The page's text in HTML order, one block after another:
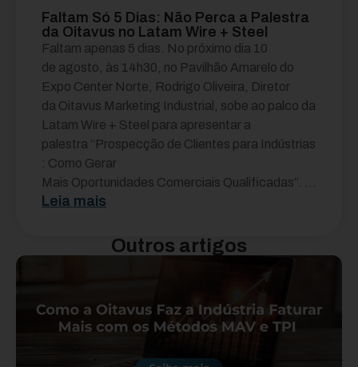
Faltam Só 5 Dias: Não Perca a Palestra
da Oitavus no Latam Wire + Steel
Faltam apenas 5 dias. No próximo dia 10
de agosto, às 14h30, no Pavilhão Amarelo do
Expo Center Norte, Rodrigo Oliveira, Diretor
da Oitavus Marketing Industrial, sobe ao palco da
Latam Wire + Steel para apresentar a
palestra “Prospecção de Clientes para Indústrias
: Como Gerar
Mais Oportunidades Comerciais Qualificadas”. ...
Leia mais
Outros artigos